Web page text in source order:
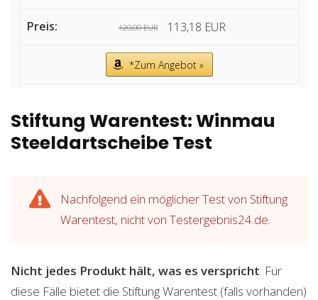
120,00 EUR 113,18 EUR
*Zum Angebot »
Stiftung Warentest: Winmau
Steeldartscheibe Test
Nachfolgend ein möglicher Test von Stiftung
Warentest, nicht von Testergebnis24.de.
Nicht jedes Produkt hält, was es verspricht. Für
diese Fälle bietet die Stiftung Warentest (falls vorhanden)